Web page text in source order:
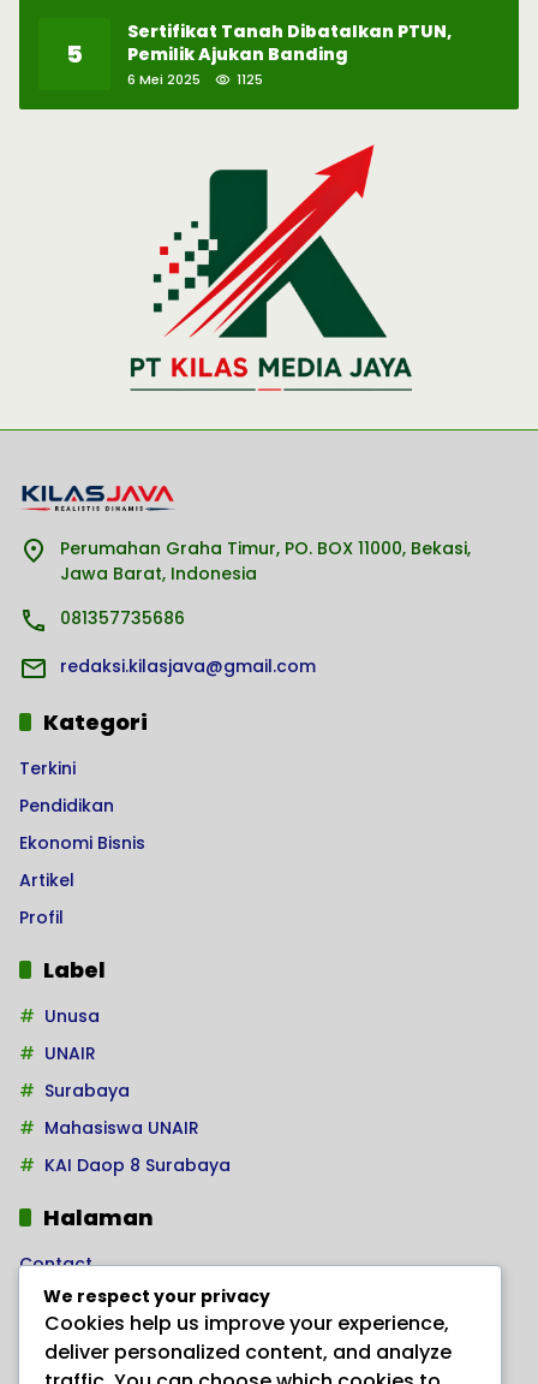
5
Sertifikat Tanah Dibatalkan PTUN,
Pemilik Ajukan Banding
6 Mei 2025 1125
Perumahan Graha Timur, PO. BOX 11000, Bekasi,
Jawa Barat, Indonesia
081357735686
redaksi.kilasjava@gmail.com
Kategori
Terkini
Pendidikan
Ekonomi Bisnis
Artikel
Profil
Label
Unusa
UNAIR
Surabaya
Mahasiswa UNAIR
KAI Daop 8 Surabaya
Halaman
Contact
Home
Kode Etik Jurnalistik
Pedoman Hak Jawab
We respect your privacy
Cookies help us improve your experience,
deliver personalized content, and analyze